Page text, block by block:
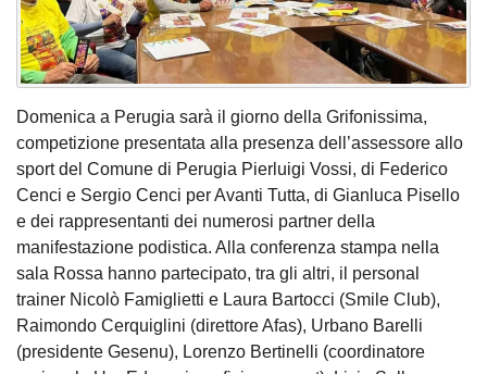
Domenica a Perugia sarà il giorno della Grifonissima,
competizione presentata alla presenza dell’assessore allo
sport del Comune di Perugia Pierluigi Vossi, di Federico
Cenci e Sergio Cenci per Avanti Tutta, di Gianluca Pisello
e dei rappresentanti dei numerosi partner della
manifestazione podistica. Alla conferenza stampa nella
sala Rossa hanno partecipato, tra gli altri, il personal
trainer Nicolò Famiglietti e Laura Bartocci (Smile Club),
Raimondo Cerquiglini (direttore Afas), Urbano Barelli
(presidente Gesenu), Lorenzo Bertinelli (coordinatore